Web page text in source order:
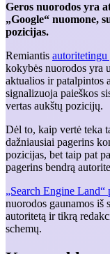
Geros nuorodos yra
„Google“ nuomone,
pozicijas.
Remiantis
kokybės nuorodos yra
aktualios ir patalpintos
signalizuoja paieškos
vertas aukštų pozicijų.
Dėl to, kaip vertė teka
dažniausiai pagerins
pozicijas, bet taip pat
pagerins bendrą
„Search Engine Land“
nuorodos gaunamos
autoritetą ir tikrą
schemų.